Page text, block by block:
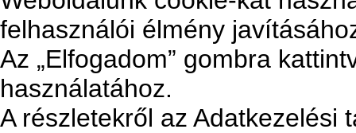
felhasználói élmény
Az „Elfogadom” gombra
használatához.
A részletekről az Adatkezelési